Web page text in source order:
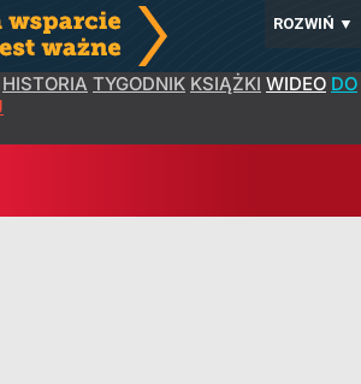
ROZWIŃ ▼
HISTORIA TYGODNIK KSIĄŻKI WIDEO DO